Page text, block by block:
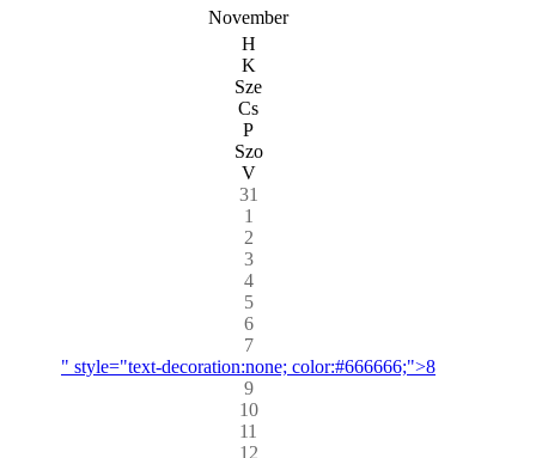
November
H
K
Sze
Cs
P
Szo
V
31
1
2
3
4
5
6
7
" style="text-decoration:none; color:#666666;">8
9
10
11
12